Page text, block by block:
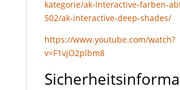
kategorie/ak-interactive-farben-
502/ak-interactive-deep-shades/
https://www.youtube.com/watch?
v=F1vjO2plbm8